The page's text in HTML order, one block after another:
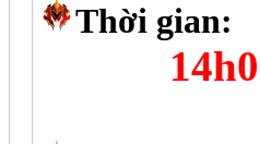
Thời gian: